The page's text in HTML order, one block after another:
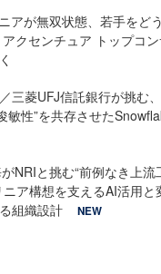
アが無双状態、若手をど
クセンチュア トップコ
三菱UFJ信託銀行が挑む
敏性”を共存させた
NRIと挑む“前例なき上流
ア構想を支えるAI活用と
組織設計
NEW